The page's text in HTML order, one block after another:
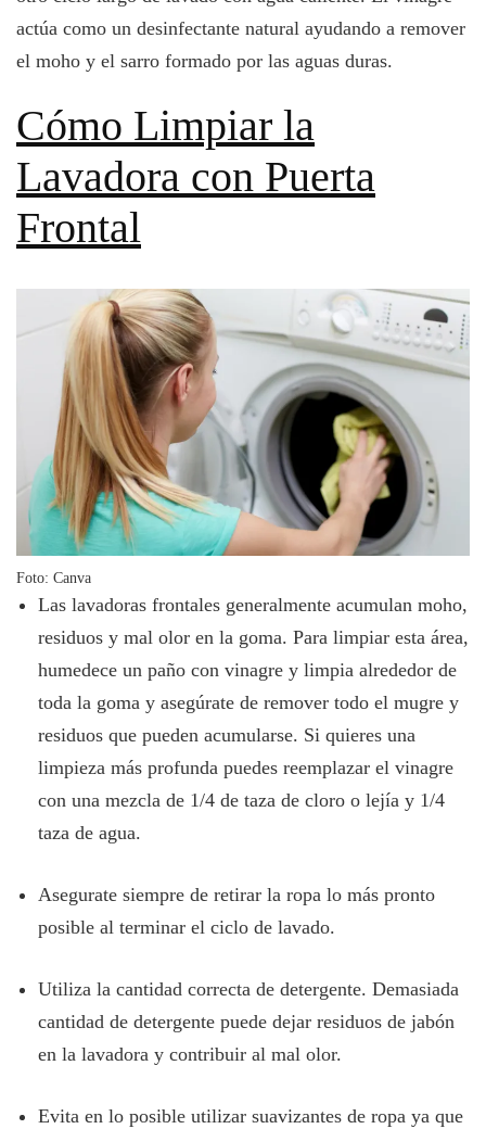
actúa como un desinfectante natural ayudando a remover
el moho y el sarro formado por las aguas duras.
Cómo Limpiar la
Lavadora con Puerta
Frontal
Foto: Canva
Las lavadoras frontales generalmente acumulan moho,
residuos y mal olor en la goma. Para limpiar esta área,
humedece un paño con vinagre y limpia alrededor de
toda la goma y asegúrate de remover todo el mugre y
residuos que pueden acumularse. Si quieres una
limpieza más profunda puedes reemplazar el vinagre
con una mezcla de 1/4 de taza de cloro o lejía y 1/4
taza de agua.
Asegurate siempre de retirar la ropa lo más pronto
posible al terminar el ciclo de lavado.
Utiliza la cantidad correcta de detergente. Demasiada
cantidad de detergente puede dejar residuos de jabón
en la lavadora y contribuir al mal olor.
Evita en lo posible utilizar suavizantes de ropa ya que